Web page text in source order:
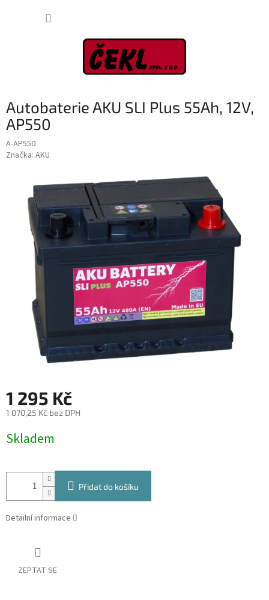
Autobaterie AKU SLI Plus 55Ah, 12V,
AP550
A-AP550
Značka: AKU
1 295 Kč
1 070,25 Kč bez DPH
cena:
Skladem
Přidat do košíku
Detailní informace
ZEPTAT SE